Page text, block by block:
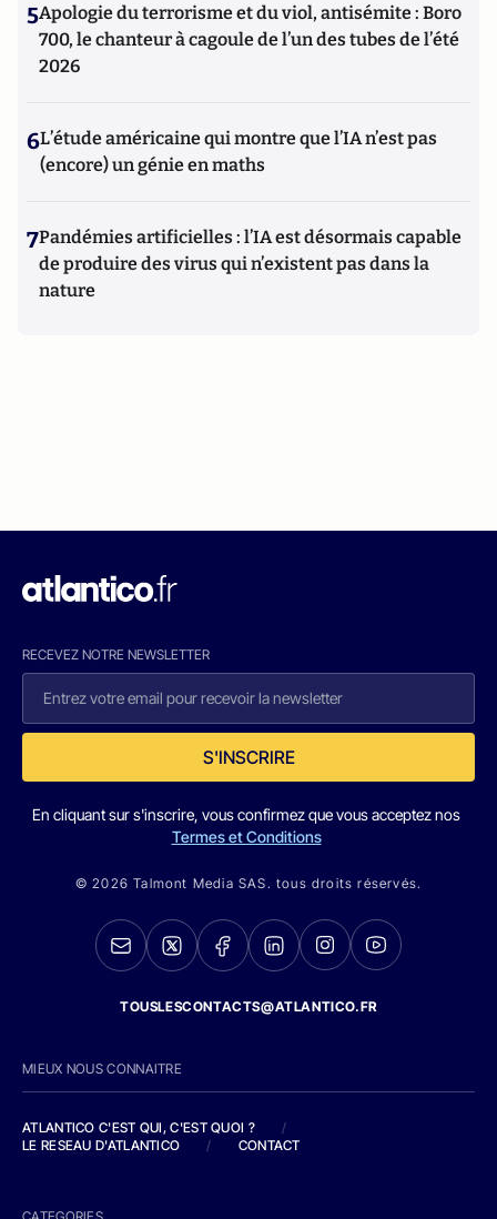
5Apologie du terrorisme et du viol, antisémite : Boro
700, le chanteur à cagoule de l’un des tubes de l’été
2026
6L’étude américaine qui montre que l’IA n’est pas
(encore) un génie en maths
7Pandémies artificielles : l’IA est désormais capable
de produire des virus qui n’existent pas dans la
nature
RECEVEZ NOTRE NEWSLETTER
S'INSCRIRE
En cliquant sur s'inscrire, vous confirmez que vous acceptez nos
Termes et Conditions
© 2026 Talmont Media SAS. tous droits réservés.
TOUSLESCONTACTS@ATLANTICO.FR
MIEUX NOUS CONNAITRE
ATLANTICO C'EST QUI, C'EST QUOI ?
/
LE RESEAU D'ATLANTICO
/ CONTACT